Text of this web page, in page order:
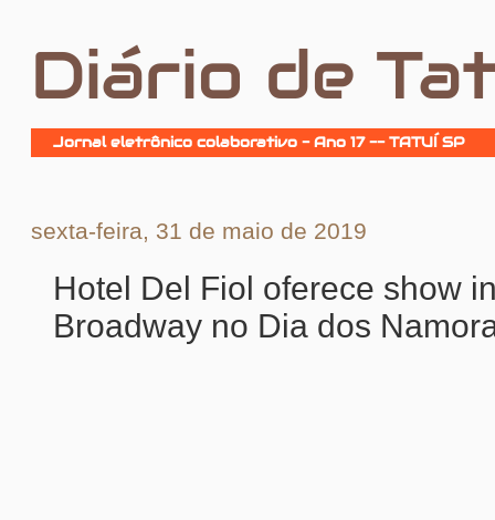
Diário de
Jornal eletrônico colaborativo - Ano 17 -- TATUÍ SP
sexta-feira, 31 de maio de 2019
Hotel Del Fiol oferece show
Broadway no Dia dos